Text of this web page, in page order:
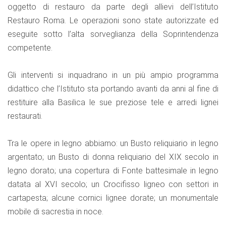
oggetto di restauro da parte degli allievi dell’Istituto
Restauro Roma. Le operazioni sono state autorizzate ed
eseguite sotto l’alta sorveglianza della Soprintendenza
competente.
Gli interventi si inquadrano in un più ampio programma
didattico che l’Istituto sta portando avanti da anni al fine di
restituire alla Basilica le sue preziose tele e arredi lignei
restaurati.
Tra le opere in legno abbiamo: un Busto reliquiario in legno
argentato; un Busto di donna reliquiario del XIX secolo in
legno dorato; una copertura di Fonte battesimale in legno
datata al XVI secolo; un Crocifisso ligneo con settori in
cartapesta; alcune cornici lignee dorate; un monumentale
mobile di sacrestia in noce.